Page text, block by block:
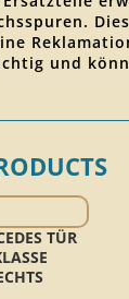
und
TÜR